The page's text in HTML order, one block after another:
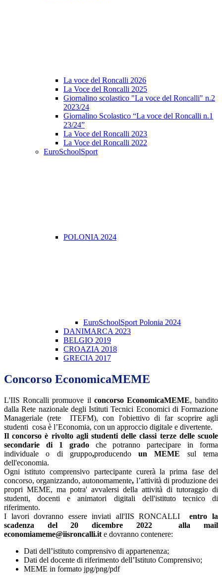
La voce del Roncalli 2026
La Voce del Roncalli 2025
Giornalino scolastico "La voce del Roncalli" n.2
2023/24
Giornalino Scolastico “La voce del Roncalli n.1
23/24”
La Voce del Roncalli 2023
La Voce del Roncalli 2022
EuroSchoolSport
POLONIA 2024
EuroSchoolSport Polonia 2024
DANIMARCA 2023
BELGIO 2019
CROAZIA 2018
GRECIA 2017
Concorso EconomicaMEME
L'IIS Roncalli promuove il concorso EconomicaMEME, bandito
dalla Rete nazionale degli Istituti Tecnici Economici di Formazione
Manageriale (rete ITEFM), con l'obiettivo di far scoprire agli
studenti cosa è l’Economia, con un approccio digitale e divertente.
Il concorso è rivolto agli studenti delle classi terze delle scuole
secondarie di 1 gradoche potranno partecipare in forma
individuale o di gruppo,producendoun MEME sul tema
dell'economia.
Ogni istituto comprensivo partecipante curerà la prima fase del
concorso, organizzando, autonomamente, l’attività di produzione dei
propri MEME, ma potra' avvalersi della attività di tutoraggio di
studenti, docenti e animatori digitali dell'istituto tecnico di
riferimento.
I lavori dovranno essere inviati all'IIS RONCALLIentro la
scadenza del 20 dicembre 2022 alla mail
economiameme@iisroncalli.it e dovranno contenere:
Dati dell’istituto comprensivo di appartenenza;
Dati del docente di riferimento dell’Istituto Comprensivo;
MEME in formato jpg/png/pdf